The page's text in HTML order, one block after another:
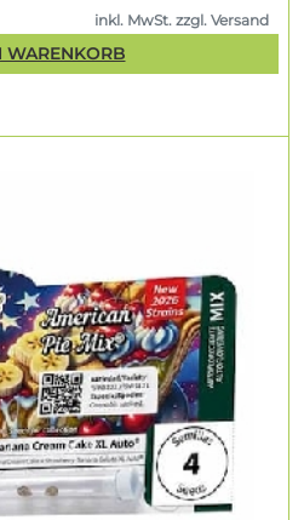
inkl. MwSt. zzgl. Versand
WARENKORB